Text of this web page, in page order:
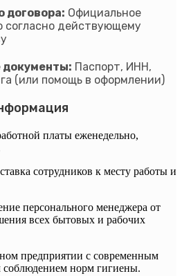
договора: Официальное
согласно действующему
Паспорт, ИНН,
(или помощь в оформлении)
платы еженедельно,
сотрудников к месту работы и
персонального менеджера от
всех бытовых и рабочих
предприятии с современным
соблюдением норм гигиены.